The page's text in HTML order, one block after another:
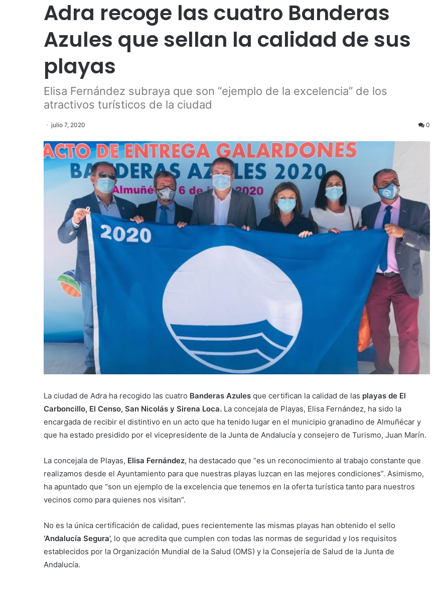
Adra recoge las cuatro Banderas
Azules que sellan la calidad de sus
playas
Elisa Fernández subraya que son “ejemplo de la excelencia” de los
atractivos turísticos de la ciudad
julio 7, 2020 0
La ciudad de Adra ha recogido las cuatro Banderas Azules que certifican la calidad de las playas de El
Carboncillo, El Censo, San Nicolás y Sirena Loca. La concejala de Playas, Elisa Fernández, ha sido la
encargada de recibir el distintivo en un acto que ha tenido lugar en el municipio granadino de Almuñécar y
que ha estado presidido por el vicepresidente de la Junta de Andalucía y consejero de Turismo, Juan Marín.
La concejala de Playas, Elisa Fernández, ha destacado que “es un reconocimiento al trabajo constante que
realizamos desde el Ayuntamiento para que nuestras playas luzcan en las mejores condiciones”. Asimismo,
ha apuntado que “son un ejemplo de la excelencia que tenemos en la oferta turística tanto para nuestros
vecinos como para quienes nos visitan”.
No es la única certificación de calidad, pues recientemente las mismas playas han obtenido el sello
‘Andalucía Segura’, lo que acredita que cumplen con todas las normas de seguridad y los requisitos
establecidos por la Organización Mundial de la Salud (OMS) y la Consejería de Salud de la Junta de
Andalucía.